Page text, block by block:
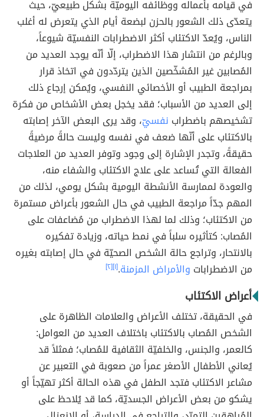
في قيامه بأعماله ووظائفه اليوميّة بشكل طبيعيّ، حيث
يتعدّى ذلك الشعور بالحزن لبضعة أيام الذي يتعرض له أغلب
الناس، ويُعدّ الاكتئاب أكثر الاضطرابات النفسيّة شيوعاً،
وبالرغم من انتشار هذا الاضطراب، إلّا أنّه يوجد العديد من
المُصابين غير المُشخّصين الذين يتردّدون في اتخاذ قرار
بمراجعة الطبيب أو الأخصائي النفسي، ويُمكن إرجاع ذلك
إلى العديد من الأسباب؛ فقد يخجل بعض الأشخاص من فكرة
تشخيصهم باضطراب نفسيّ، وقد يرى البعض الآخر إصابته
بالاكتئاب على أنّها ضعف في نفسه وليست حالةً مرضيةً
حقيقةً، وتجدر الإشارة إلى وجود وتوفر العديد من العلاجات
الفعالة التي تُساعد على علاج الاكتئاب والشفاء منه،
والعودة لممارسة الأنشطة اليومية بشكل يومي، لذلك من
المهم جدّاً مراجعة الطبيب في حال الشعور بأعراض مستمرة
من الاكتئاب؛ وذلك لما لهذا الاضطراب من مُضاعفات على
المُصاب: كتأثيره سلباً في نمط حياته، وزيادة تفكيره
بالانتحار، وتراجع حالة الشخص الصحيّة في حال إصابته بغيره
من الاضطرابات والأمراض المزمنة.[١] [٢]
أعراض الاكتئاب
في الحقيقة، تختلف الأعراض والعلامات الظاهرة على
الشخص المُصاب بالاكتئاب باختلاف العديد من العوامل:
كالعمر، والجنس، والخلفيّة الثقافية للمُصاب؛ فمثلاً قد
يُعاني الأطفال الأصغر عمراً من صعوبة في التعبير عن
مشاعر الاكتئاب فتجد الطفل في هذه الحالة أكثر تهيّجاً أو
يشكو من بعض الأعراض الجسديّة، كما قد يُلاحظ على